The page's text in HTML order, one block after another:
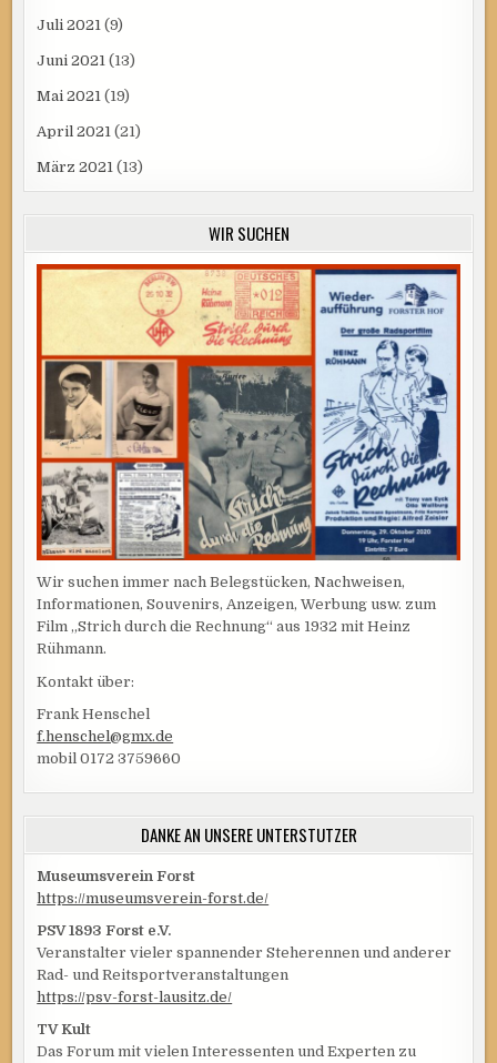
Juli 2021 (9)
Juni 2021 (13)
Mai 2021 (19)
April 2021 (21)
März 2021 (13)
WIR SUCHEN
Wir suchen immer nach Belegstücken, Nachweisen,
Informationen, Souvenirs, Anzeigen, Werbung usw. zum
Film „Strich durch die Rechnung“ aus 1932 mit Heinz
Rühmann.
Kontakt über:
Frank Henschel
f.henschel@gmx.de
mobil 0172 3759660
DANKE AN UNSERE UNTERSTÜTZER
Museumsverein Forst
https://museumsverein-forst.de/
PSV 1893 Forst e.V.
Veranstalter vieler spannender Steherennen und anderer
Rad- und Reitsportveranstaltungen
https://psv-forst-lausitz.de/
TV Kult
Das Forum mit vielen Interessenten und Experten zu